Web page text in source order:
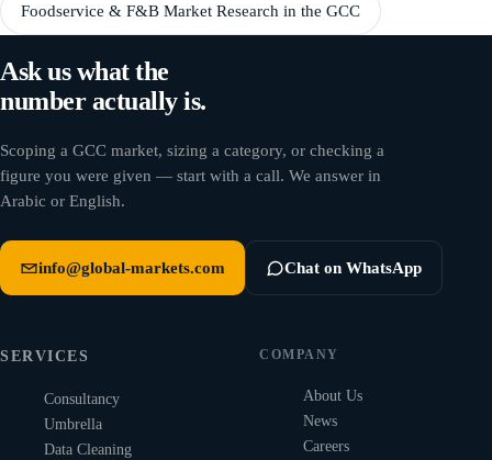
Foodservice & F&B Market Research in the GCC
Ask us what the
number actually is.
Scoping a GCC market, sizing a category, or checking a
figure you were given — start with a call. We answer in
Arabic or English.
info@global-markets.com Chat on WhatsApp
SERVICES
Consultancy
Umbrella
Data Cleaning
COMPANY
About Us
News
Careers